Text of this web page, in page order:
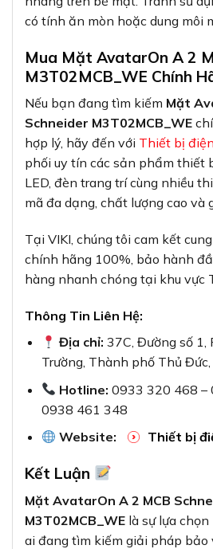
có tính ăn mòn hoặc dung môi
Mua Mặt AvatarOn A 2
M3T02MCB_WE Chính
Nếu bạn đang tìm kiếm Mặt
Schneider M3T02MCB_WE
hợp lý, hãy đến với Thiết bị
phối uy tín các sản phẩm thiết
LED, đèn trang trí cùng nhiều
mã đa dạng, chất lượng cao và
Tại VIKI, chúng tôi cam kết
chính hãng 100%, bảo hành
hàng nhanh chóng tại khu vực
Thông Tin Liên Hệ:
Địa chỉ: 37C, Đường số 1,
Trường, Thành phố Thủ
Hotline: 0933 320 468 –
0938 461 348
Website:
Thiết bị
Kết Luận
Mặt AvatarOn A 2 MCB
M3T02MCB_WE là sự lựa
ai đang tìm kiếm giải pháp bảo